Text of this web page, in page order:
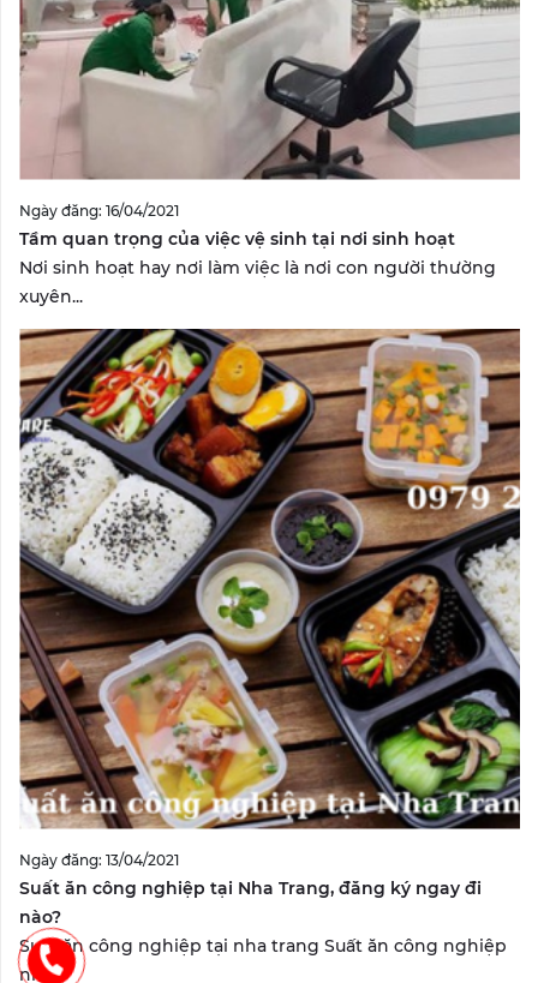
Ngày đăng: 16/04/2021
Tầm quan trọng của việc vệ sinh tại nơi sinh hoạt
Nơi sinh hoạt hay nơi làm việc là nơi con người thường
xuyên...
Ngày đăng: 13/04/2021
Suất ăn công nghiệp tại Nha Trang, đăng ký ngay đi
nào?
Suất ăn công nghiệp tại nha trang Suất ăn công nghiệp
nha...